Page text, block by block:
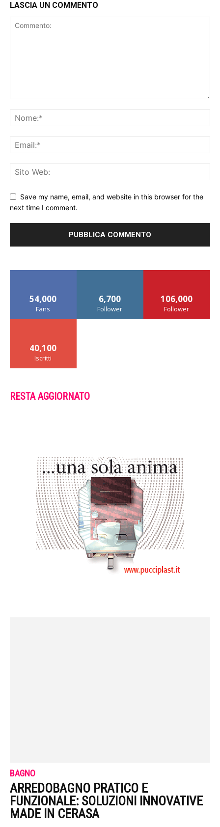
LASCIA UN COMMENTO
Save my name, email, and website in this browser for the
next time I comment.
54,000
Fans
6,700
Follower
106,000
Follower
40,100
Iscritti
RESTA AGGIORNATO
BAGNO
ARREDOBAGNO PRATICO E
FUNZIONALE: SOLUZIONI INNOVATIVE
MADE IN CERASA